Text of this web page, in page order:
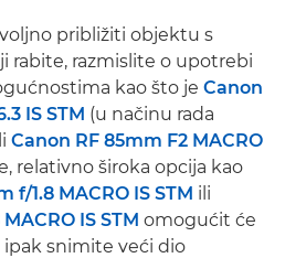
približiti objektu s
rabite, razmislite o upotrebi
kao što je Canon
IS STM (u načinu rada
Canon RF 85mm F2 MACRO
relativno široka opcija kao
f/1.8 MACRO IS STM ili
IS STM omogućit će
ipak snimite veći dio